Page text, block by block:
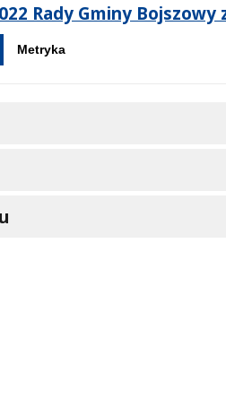
Rady Gminy Bojszowy
Metryka